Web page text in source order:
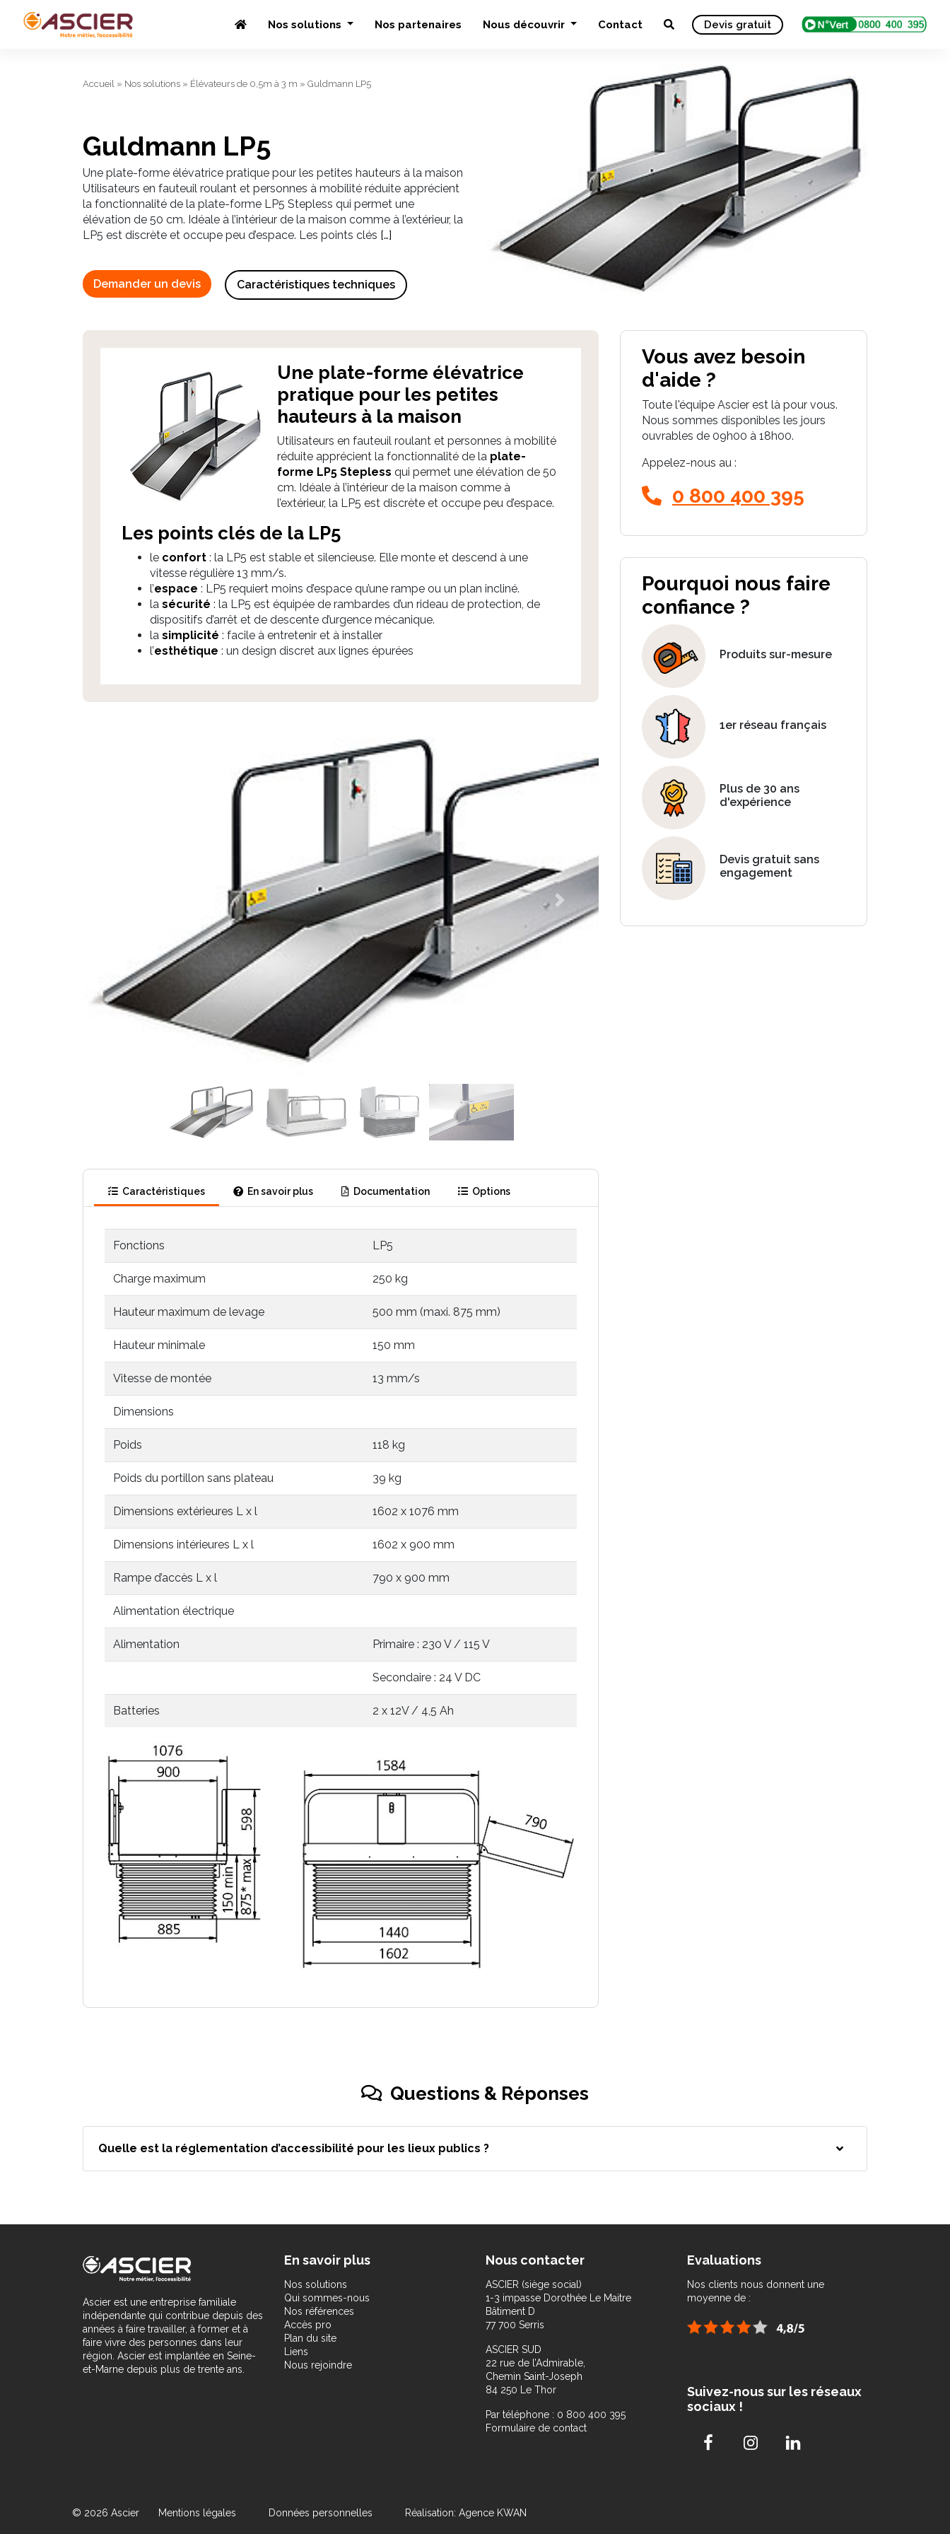
Nos solutions Nos partenaires Nous découvrir Contact Devis gratuit
Accueil » Nos solutions » Élévateurs de 0,5m à 3 m » Guldmann LP5
Guldmann LP5
Une plate-forme élévatrice pratique pour les petites hauteurs à la maison
Utilisateurs en fauteuil roulant et personnes à mobilité réduite apprécient
la fonctionnalité de la plate-forme LP5 Stepless qui permet une
élévation de 50 cm. Idéale à l’intérieur de la maison comme à l’extérieur, la
LP5 est discrète et occupe peu d’espace. Les points clés […]
Demander un devis Caractéristiques techniques
Une plate-forme élévatrice
pratique pour les petites
hauteurs à la maison
Utilisateurs en fauteuil roulant et personnes à mobilité
réduite apprécient la fonctionnalité de la plate-
forme LP5 Stepless qui permet une élévation de 50
cm. Idéale à l’intérieur de la maison comme à
l’extérieur, la LP5 est discrète et occupe peu d’espace.
Les points clés de la LP5
le confort : la LP5 est stable et silencieuse. Elle monte et descend à une
vitesse régulière 13 mm/s.
l’espace : LP5 requiert moins d’espace qu’une rampe ou un plan incliné.
la sécurité : la LP5 est équipée de rambardes d’un rideau de protection, de
dispositifs d’arrêt et de descente d’urgence mécanique.
la simplicité : facile à entretenir et à installer
l’esthétique : un design discret aux lignes épurées
Next
Caractéristiques En savoir plus Documentation Options
Fonctions LP5
Charge maximum 250 kg
Hauteur maximum de levage 500 mm (maxi. 875 mm)
Hauteur minimale 150 mm
Vitesse de montée 13 mm/s
Dimensions
Poids 118 kg
Poids du portillon sans plateau 39 kg
Dimensions extérieures L x l 1602 x 1076 mm
Dimensions intérieures L x l 1602 x 900 mm
Rampe d’accès L x l 790 x 900 mm
Alimentation électrique
Alimentation Primaire : 230 V / 115 V
Secondaire : 24 V DC
Batteries 2 x 12V / 4,5 Ah
Vous avez besoin
d'aide ?
Toute l'équipe Ascier est là pour vous.
Nous sommes disponibles les jours
ouvrables de 09h00 à 18h00.
Appelez-nous au :
0 800 400 395
Pourquoi nous faire
confiance ?
Produits sur-mesure
1er réseau français
Plus de 30 ans
d'expérience
Devis gratuit sans
engagement
Questions & Réponses
Quelle est la réglementation d’accessibilité pour les lieux publics ?
Ascier est une entreprise familiale
indépendante qui contribue depuis des
années à faire travailler, à former et à
faire vivre des personnes dans leur
région. Ascier est implantée en Seine-
et-Marne depuis plus de trente ans.
En savoir plus
Nos solutions
Qui sommes-nous
Nos références
Accès pro
Plan du site
Liens
Nous rejoindre
Nous contacter
ASCIER (siège social)
1-3 impasse Dorothée Le Maitre
Bâtiment D
77 700 Serris
ASCIER SUD
22 rue de l’Admirable,
Chemin Saint-Joseph
84 250 Le Thor
Par téléphone : 0 800 400 395
Formulaire de contact
Evaluations
Nos clients nous donnent une
moyenne de :
Suivez-nous sur les réseaux
sociaux !
© 2026 Ascier Mentions légales Données personnelles Réalisation: Agence KWAN